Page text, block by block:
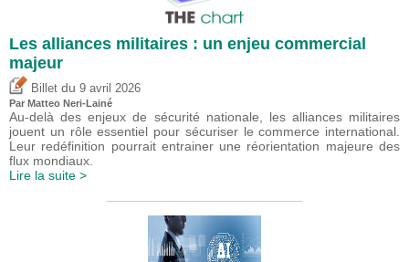
Les alliances militaires : un enjeu commercial
majeur
Billet du 9 avril 2026
Par Matteo Neri-Lainé
Au-delà des enjeux de sécurité nationale, les alliances militaires
jouent un rôle essentiel pour sécuriser le commerce international.
Leur redéfinition pourrait entrainer une réorientation majeure des
flux mondiaux.
Lire la suite >